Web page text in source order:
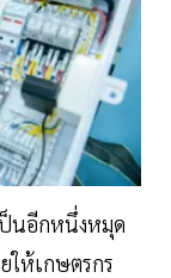
นอีกหนึ่งหมุด
ให้เกษตรกร